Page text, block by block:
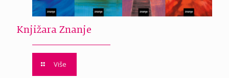
Knjižara Znanje
Više